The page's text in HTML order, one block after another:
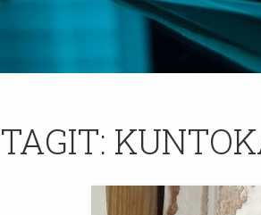
TAGIT: